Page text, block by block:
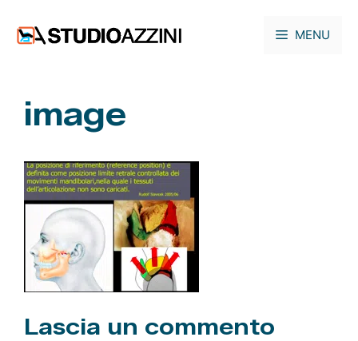
contenuto
MENU
image
Lascia un commento